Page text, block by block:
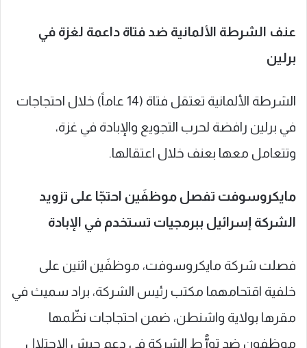
عنف الشرطة الألمانية ضد فتاة داعمة لغزة في
برلين
الشرطة الألمانية تعتقل فتاة (14 عاماً) خلال احتجاجات
في ‎برلين رافضة لحرب التجويع والإبادة في ‎غزة،
وتتعامل معها بعنف خلال اعتقالها.
مايكروسوفت تفصل موظفَين احتجّا على تزويد
الشركة إسرائيل ببرمجيات تستخدم في الإبادة
فصلت شركة مايكروسوفت، موظفَين اثنين على
خلفية اقتحامهما مكتب رئيس الشركة، براد سميث في
مقرها بولاية واشنطن، ضمن احتجاجات نظّمها
موظفون ضد تورُّط الشركة في دعم جيش الاحتلال